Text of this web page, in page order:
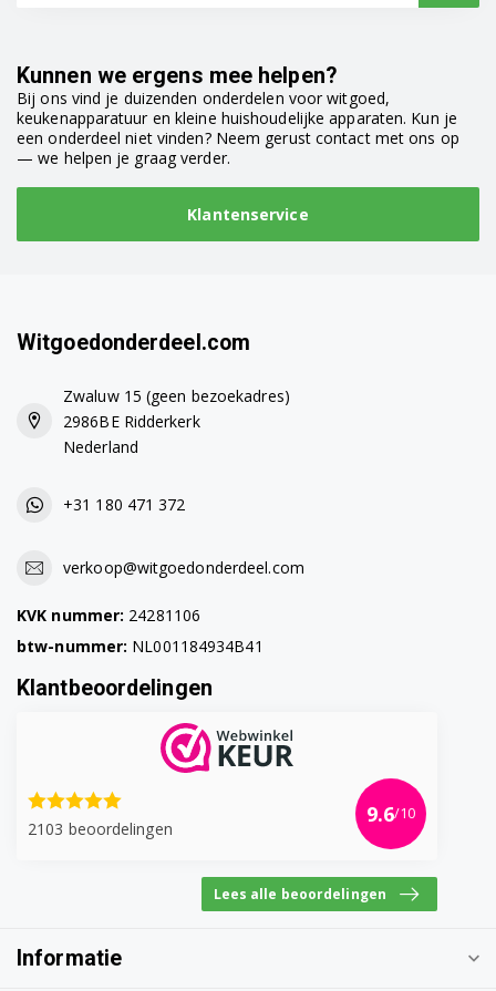
Kunnen we ergens mee helpen?
Bij ons vind je duizenden onderdelen voor witgoed,
keukenapparatuur en kleine huishoudelijke apparaten. Kun je
een onderdeel niet vinden? Neem gerust contact met ons op
— we helpen je graag verder.
Klantenservice
Witgoedonderdeel.com
Zwaluw 15 (geen bezoekadres)
2986BE Ridderkerk
Nederland
+31 180 471 372
verkoop@witgoedonderdeel.com
KVK nummer: 24281106
btw-nummer: NL001184934B41
Klantbeoordelingen
2103 beoordelingen
9.6/10
Lees alle beoordelingen
Informatie